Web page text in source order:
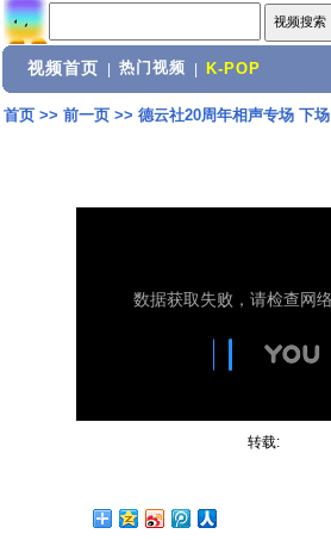
视频首页 热门视频 K-POP
首页>> 前一页>> 德云社20周年相声专场 下场
转载: